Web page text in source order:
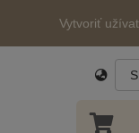
Vytvoriť